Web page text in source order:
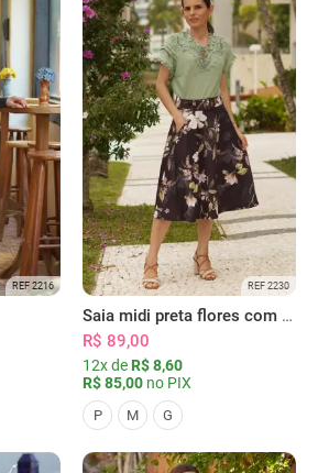
REF 2216 REF 2230
Saia midi preta flores com bolsos
R$ 89,00
12x de R$ 8,60
R$ 85,00 no PIX
P M G